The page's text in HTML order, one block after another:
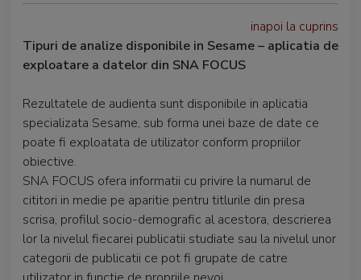
inapoi la cuprins
Tipuri de analize disponibile in Sesame – aplicatia de
exploatare a datelor din SNA FOCUS
Rezultatele de audienta sunt disponibile in aplicatia
specializata Sesame, sub forma unei baze de date ce
poate fi exploatata de utilizator conform propriilor
obiective.
SNA FOCUS ofera informatii cu privire la numarul de
cititori in medie pe aparitie pentru titlurile din presa
scrisa, profilul socio-demografic al acestora, descrierea
lor la nivelul fiecarei publicatii studiate sau la nivelul unor
categorii de publicatii ce pot fi grupate de catre